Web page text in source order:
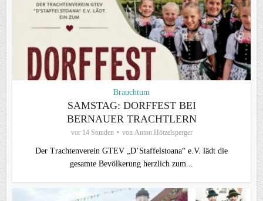
Brauchtum
SAMSTAG: DORFFEST BEI
BERNAUER TRACHTLERN
vor 14 Stunden von Anton Hötzelsperger
Der Trachtenverein GTEV „D’Staffelstoana“ e.V. lädt die
gesamte Bevölkerung herzlich zum...